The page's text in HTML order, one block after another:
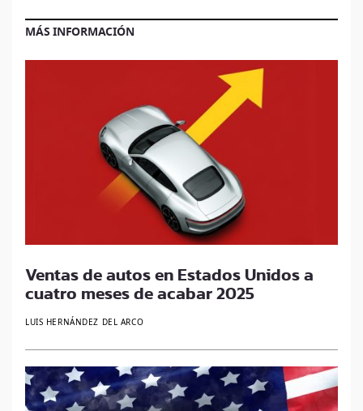
MÁS INFORMACIÓN
Ventas de autos en Estados Unidos a
cuatro meses de acabar 2025
LUIS HERNÁNDEZ DEL ARCO